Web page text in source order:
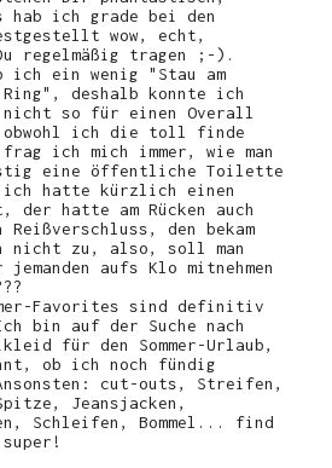
hab ich grade bei den
wow, echt,
regelmäßig tragen ;-).
ich ein wenig "Stau am
deshalb konnte ich
nicht so für einen Overall
obwohl ich die toll finde
frag ich mich immer, wie man
eine öffentliche Toilette
hatte kürzlich einen
der hatte am Rücken auch
Reißverschluss, den bekam
nicht zu, also, soll man
jemanden aufs Klo mitnehmen
Favorites sind definitiv
bin auf der Suche nach
für den Sommer-Urlaub,
ob ich noch fündig
cut-outs, Streifen,
Jeansjacken,
Schleifen, Bommel... find